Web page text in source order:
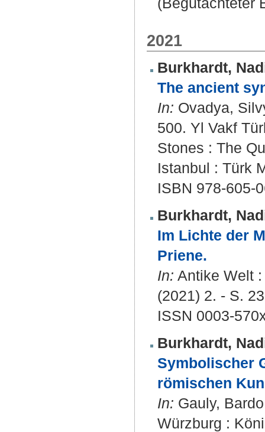
2021
Burkhardt,
The ancient
In: Ovadya,
500. Yl Vakf
Stones : The
Istanbul : Türk
ISBN 978-605-
Burkhardt,
Im Lichte der
Priene.
In: Antike Welt
(2021) 2. - S.
ISSN 0003-
Burkhardt,
Symbolischer
römischen
In: Gauly,
Würzburg :